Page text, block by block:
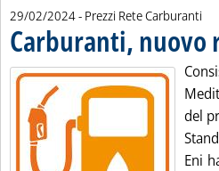
29/02/2024- Prezzi Rete Carburanti
Carburanti, nuovo
del
Eni